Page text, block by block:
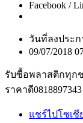
Facebook /
วันที่ลงประก
09/07/2018
รับซื้อพลาสติกทุกช
ราคาดี
แชร์ไปโซเชี